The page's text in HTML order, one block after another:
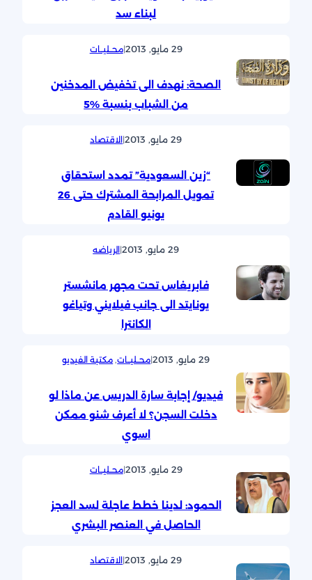
لبناء سد
29 مايو, 2013 |محــليــات
الصحة: نهدف الى تخفيض المدخنين
من الشباب بنسبة %5
29 مايو, 2013 |الاقتصاد
“زين السعودية” تمدد استحقاق
تمويل المرابحة المشترك حتى 26
يونيو القادم
29 مايو, 2013 |الرياضه
فابريغاس تحت مجهر مانشستر
يونايتد الى جانب فيلايني وتياغو
الكانترا
29 مايو, 2013 |محــليــات, مكتبة الفيديو
فيديو/ إجابة سارة الدريس عن ماذا لو
دخلت السجن؟ لا أعرف شنو ممكن
اسوي
29 مايو, 2013 |محــليــات
الحمود: لدينا خطط عاجلة لسد العجز
الحاصل في العنصر البشري
29 مايو, 2013 |الاقتصاد